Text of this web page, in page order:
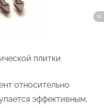
плитки
относительно
эффективным,